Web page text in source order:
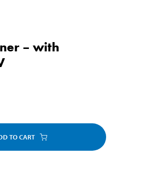
– with
TO CART